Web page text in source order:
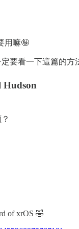
用嘛🤪
要看一下這篇的方
of xrOS 🤣